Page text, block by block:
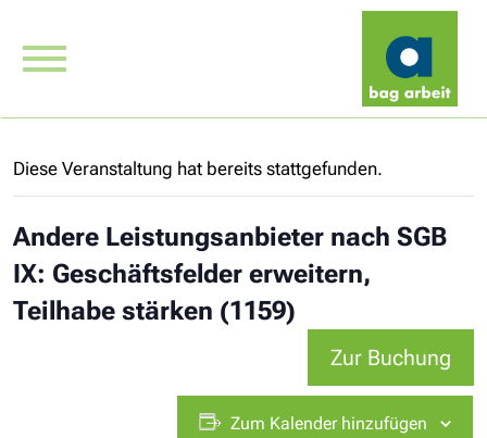
Diese Veranstaltung hat bereits stattgefunden.
Andere Leistungsanbieter nach SGB
IX: Geschäftsfelder erweitern,
Teilhabe stärken (1159)
Zur Buchung
Zum Kalender hinzufügen